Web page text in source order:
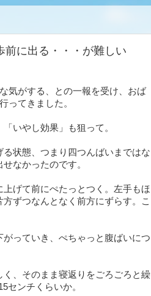
前に出る・・・が難しい
気がする、との一報を受け、おば
ってきました。
いやし効果」も狙って。
状態、つまり四つんばいまではな
なかったのです。
げて前にぺたっとつく。左手もほ
ずつなんとなく前方にずらす。こ
っていき、ぺちゃっと腹ばいにつ
、そのまま寝返りをごろごろと繰
センチくらいか。